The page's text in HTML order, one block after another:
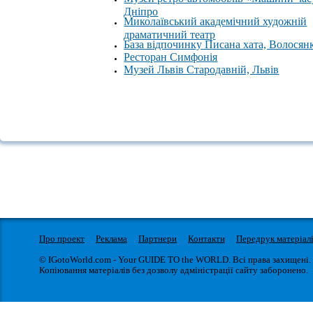
Дніпро
Миколаївський академічний художній
драматичний театр
База відпочинку Писана хата,
Ресторан Симфонія
Музей Львів Стародавній, Львів
Про проект Реклама Партнери Контакти
Передрук
© IGotoWorld.com - Your GUIDE TO the WORLD. Всі права захищені.
Копіювання матеріалів без дозволу адміністрації сайту заборонено.